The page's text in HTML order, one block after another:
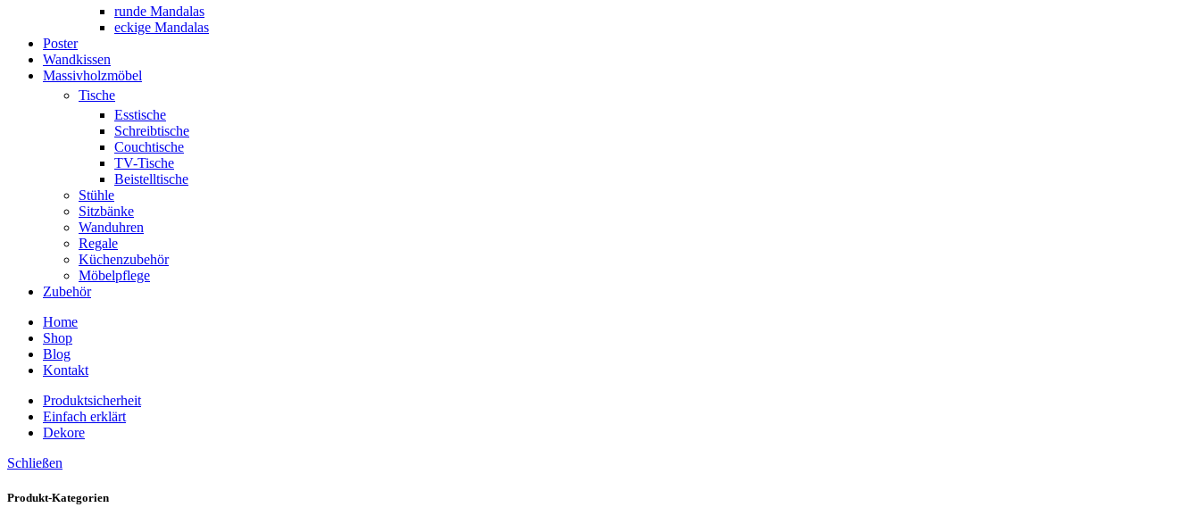
runde Mandalas
eckige Mandalas
Poster
Wandkissen
Massivholzmöbel
Tische
Esstische
Schreibtische
Couchtische
TV-Tische
Beistelltische
Stühle
Sitzbänke
Wanduhren
Regale
Küchenzubehör
Möbelpflege
Zubehör
Home
Shop
Blog
Kontakt
Produktsicherheit
Einfach erklärt
Dekore
Schließen
Produkt-Kategorien